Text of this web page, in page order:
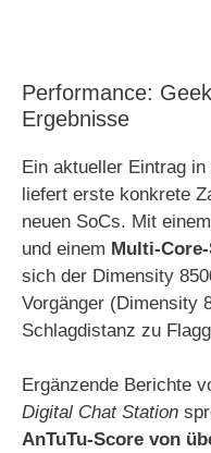
Performance:
Ergebnisse
Ein aktueller Eintrag
liefert erste konkrete
neuen SoCs. Mit einem
und einem Multi-
sich der Dimensity
Vorgänger (Dimensity
Schlagdistanz zu
Ergänzende Berichte
Digital Chat Station
AnTuTu-Score von